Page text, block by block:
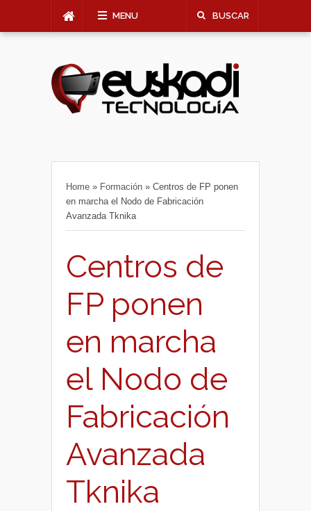
MENU BUSCAR
Home » Formación » Centros de FP ponen
en marcha el Nodo de Fabricación
Avanzada Tknika
Centros de
FP ponen
en marcha
el Nodo de
Fabricación
Avanzada
Tknika